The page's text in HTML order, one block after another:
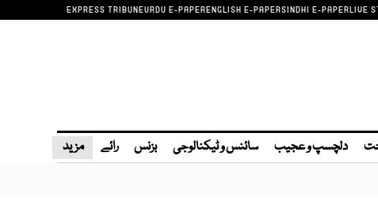
EXPRESS TRIBUNEURDU E-PAPERENGLISH E-PAPERSINDHI E-PAPERLIVE
دلچسپ و عجیب سائنس و ٹیکنالوجی بزنس رائے مزید